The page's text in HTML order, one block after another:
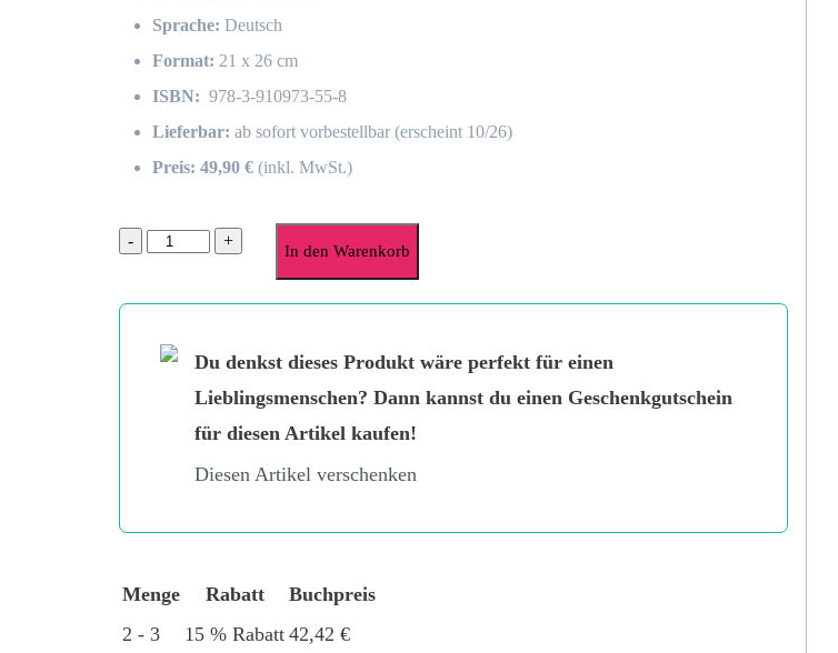
Sprache:Deutsch
Format: 21 x 26 cm
ISBN: 978-3-910973-55-8
Lieferbar: ab sofort vorbestellbar (erscheint 10/26)
Preis: 49,90 € (inkl. MwSt.)
-
FREIHEIT+
In den Warenkorb
Du denkst dieses Produkt wäre perfekt für einen
Lieblingsmenschen? Dann kannst du einen Geschenkgutschein
für diesen Artikel kaufen!
Diesen Artikel verschenken
Menge Rabatt
Buchpreis
2 - 3
15 % Rabatt 42,42€